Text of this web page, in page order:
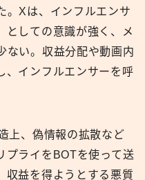
。Xは、インフルエンサ
としての意識が強く、メ
ない。収益分配や動画内
、インフルエンサーを呼
上、偽情報の拡散など
プライをBOTを使って送
収益を得ようとする悪質